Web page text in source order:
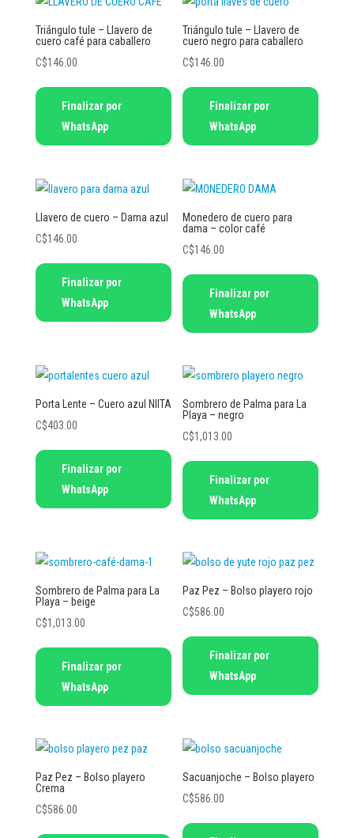
Triángulo tule – Llavero de
cuero café para caballero
C$146.00
Finalizar por
WhatsApp
Triángulo tule – Llavero de
cuero negro para caballero
C$146.00
Finalizar por
WhatsApp
Llavero de cuero – Dama azul
C$146.00
Finalizar por
WhatsApp
Monedero de cuero para
dama – color café
C$146.00
Finalizar por
WhatsApp
Porta Lente – Cuero azul NIITA
C$403.00
Finalizar por
WhatsApp
Sombrero de Palma para La
Playa – negro
C$1,013.00
Finalizar por
WhatsApp
Sombrero de Palma para La
Playa – beige
C$1,013.00
Finalizar por
WhatsApp
Paz Pez – Bolso playero rojo
C$586.00
Finalizar por
WhatsApp
Paz Pez – Bolso playero
Crema
C$586.00
Sacuanjoche – Bolso playero
C$586.00